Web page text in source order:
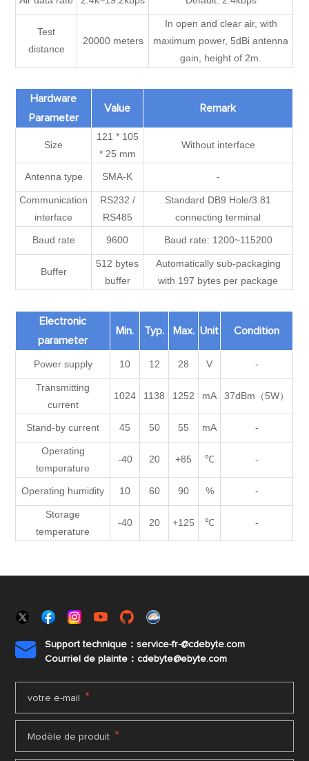
Test
distance
20000 meters
In open and clear air, with
maximum power, 5dBi antenna
gain, height of 2m.
Hardware
Parameter
Value Remark
Size
121 * 105
* 25 mm
Without interface
Antenna type SMA-K -
Communication
interface
RS232 /
RS485
Standard DB9 Hole/3.81
connecting terminal
Baud rate 9600 Baud rate: 1200~115200
Buffer
512 bytes
buffer
Automatically sub-packaging
with 197 bytes per package
Electronic
parameter
Min. Typ. Max. Unit Condition
Power supply 10 12 28 V -
Transmitting
current
1024 1138 1252 mA 37dBm（5W）
Stand-by current 45 50 55 mA -
Operating
temperature
-40 20 +85 ℃ -
Operating humidity 10 60 90 % -
Storage
temperature
-40 20 +125 ℃ -

Support technique：service-fr-@cdebyte.com
Courriel de plainte：cdebyte@ebyte.com
votre e-mail *
Modèle de produit *